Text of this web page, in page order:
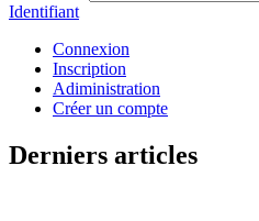
Identifiant
Connexion
Inscription
Adiministration
Créer un compte
Derniers articles